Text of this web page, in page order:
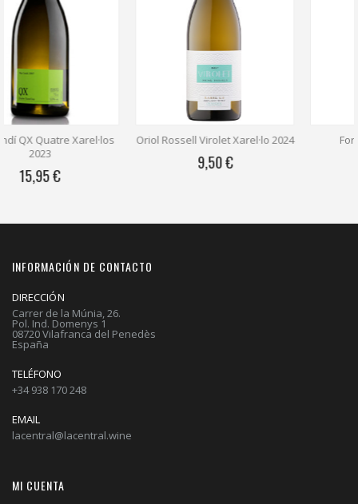
Oriol Rossell Virolet Xarel·lo 2024 Foresta Xarel·lo 2021
INFORMACIÓN DE CONTACTO
DIRECCIÓN
Carrer de la Múnia, 26.
Pol. Ind. Domenys 1
08720 Vilafranca del Penedès
España
TELÉFONO
+34 938 170 248
EMAIL
lacentral@lacentral.wine
MI CUENTA